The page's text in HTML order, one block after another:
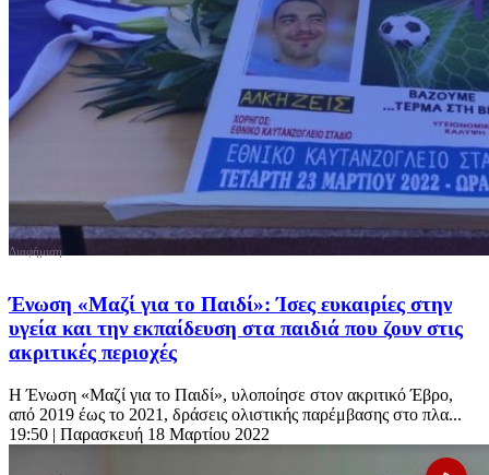
Ένωση «Μαζί για το Παιδί»: Ίσες ευκαιρίες στην
υγεία και την εκπαίδευση στα παιδιά που ζουν στις
ακριτικές περιοχές
Η Ένωση «Μαζί για το Παιδί», υλοποίησε στον ακριτικό Έβρο,
από 2019 έως το 2021, δράσεις ολιστικής παρέμβασης στο πλα...
19:50 | Παρασκευή 18 Μαρτίου 2022